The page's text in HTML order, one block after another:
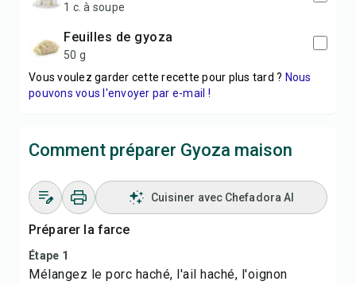
1 c. à soupe
feuilles de gyoza
50 g
Vous voulez garder cette recette pour plus tard ? Nous
pouvons vous l'envoyer par e-mail !
Comment préparer Gyoza maison
Cuisiner avec Chefadora AI
Préparer la farce
Étape 1
Mélangez le porc haché, l'ail haché, l'oignon